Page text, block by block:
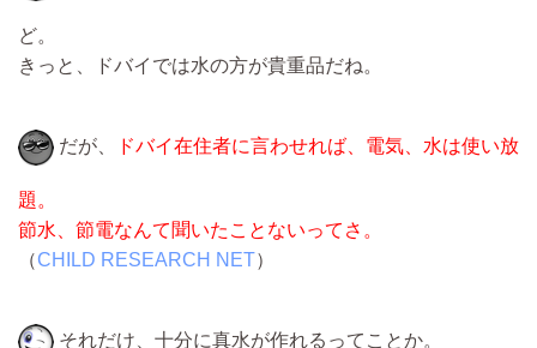
ど。
きっと、ドバイでは水の方が貴重品だね。
だが、 ドバイ在住者に言わせれば、電気、水は使い放
題。
節水、節電なんて聞いたことないってさ。
（CHILD RESEARCH NET）
それだけ、十分に真水が作れるってことか。